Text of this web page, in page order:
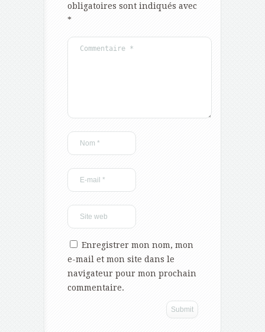
obligatoires sont indiqués avec
*
Enregistrer mon nom, mon
e-mail et mon site dans le
navigateur pour mon prochain
commentaire.